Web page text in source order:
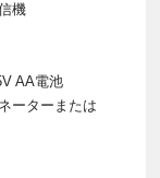
機
AA電池
ーターまたは